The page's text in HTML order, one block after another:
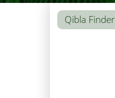
Qibla Finder